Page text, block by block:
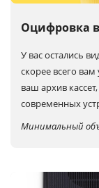
Оцифровка
У вас остались
скорее всего
ваш архив
современных
Минимальный